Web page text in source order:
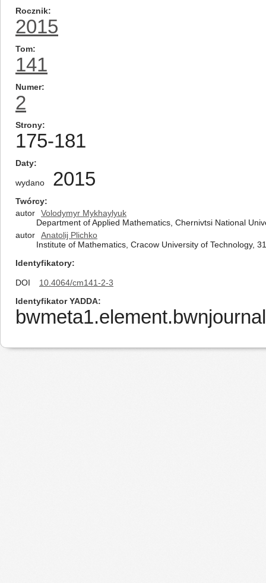
Rocznik
2015
Tom
141
Numer
2
Strony
175-181
Daty
wydano 2015
Twórcy
autor
Volodymyr Mykhaylyuk
Department of Applied Mathematics, Chernivtsi National
autor
Anatolij Plichko
Institute of Mathematics, Cracow University of Technology,
Identyfikatory
DOI
10.4064/cm141-2-3
Identyfikator YADDA